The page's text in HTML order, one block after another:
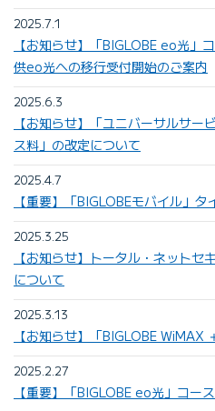
2025.7.1
【お知らせ】「BIGLOBE eo光」
供eo光への移行受付開始のご案内
2025.6.3
【お知らせ】「ユニバーサルサー
ス料」の改定について
2025.4.7
【重要】「BIGLOBEモバイル」
2025.3.25
【お知らせ】トータル・ネットセ
について
2025.3.13
【お知らせ】「BIGLOBE WiMAX
2025.2.27
【重要】「BIGLOBE eo光」コー